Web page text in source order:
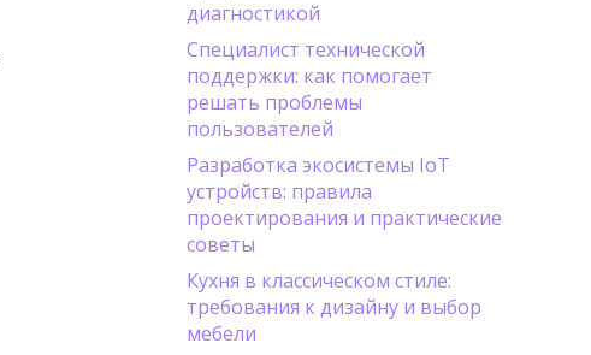
диагностикой
Специалист технической
поддержки: как помогает
решать проблемы
пользователей
Разработка экосистемы IoT
устройств: правила
проектирования и практические
советы
Кухня в классическом стиле:
требования к дизайну и выбор
мебели